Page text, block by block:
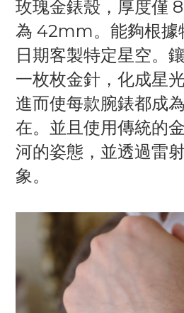
玫瑰金錶殼，厚度僅
為 42mm。能夠根據
日期客製特定星空。
一枚枚金針，化成星
進而使每款腕錶都成
在。並且使用傳統的
河的姿態，並透過雷
象。